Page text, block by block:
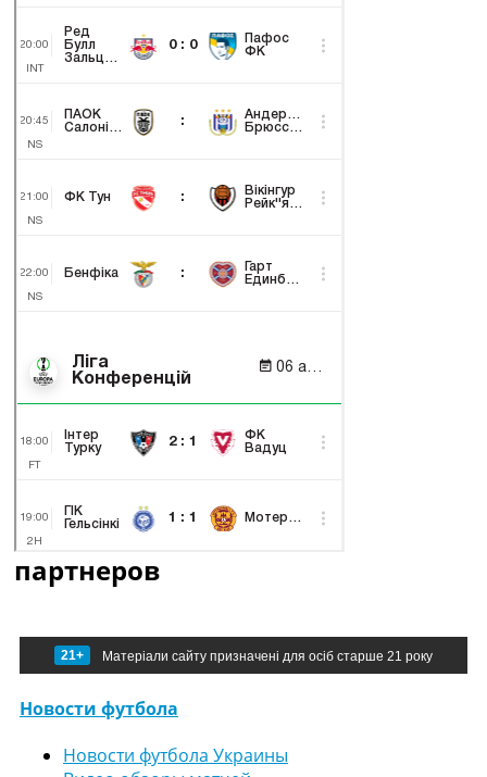
партнеров
21+ Матеріали сайту призначені для осіб старше 21 року
Новости футбола
Новости футбола Украины